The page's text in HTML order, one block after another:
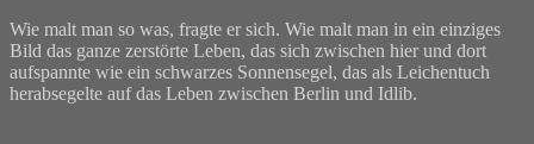
Wie malt man so was, fragte er sich. Wie malt man in ein einziges
Bild das ganze zerstörte Leben, das sich zwischen hier und dort
aufspannte wie ein schwarzes Sonnensegel, das als Leichentuch
herabsegelte auf das Leben zwischen Berlin und Idlib.